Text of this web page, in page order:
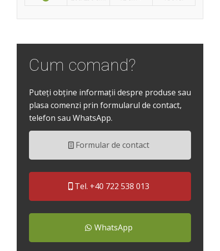
Cum comand?
Puteți obține informații despre produse sau
plasa comenzi prin formularul de contact,
telefon sau WhatsApp.
Formular de contact
Tel. +40 722 538 013
WhatsApp